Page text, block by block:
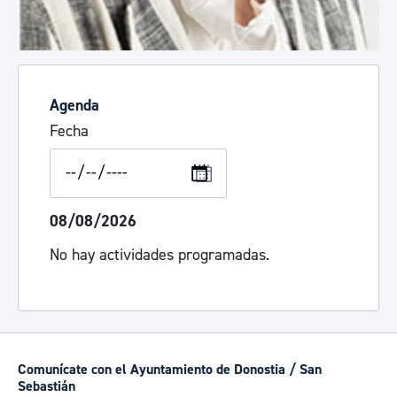
Agenda
Fecha
08/08/2026
No hay actividades programadas.
Comunícate con el Ayuntamiento de Donostia / San
Sebastián